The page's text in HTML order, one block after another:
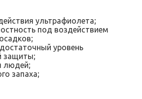
ультрафиолета;
под воздействием
уровень
защиты;
людей;
запаха;